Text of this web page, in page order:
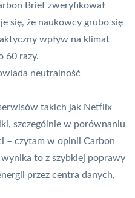
Brief zweryfikował
się, że naukowcy grubo się
wpływ na klimat
60 razy.
neutralność
takich jak Netflix
szczególnie w porównaniu
– czytam w opinii Carbon
to z szybkiej poprawy
przez centra danych,